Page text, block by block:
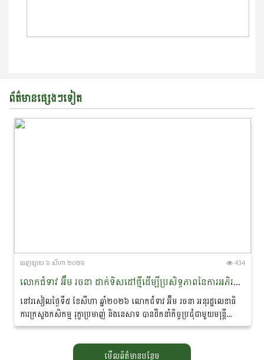
ព័ត៌មានផ្សេងៗទៀត
ចេញ​ផ្សាយ​ ៦ សីហា ២០២៦ 434
លោកជំទាវ អ៊ឹម រចនា ដាក់ទិសដៅថ្មីដើម្បីប្រសិទ្ធភាពនៃការអភិរក្ស​ផ្សោត​ទន្លេមេគង្គ និងផ្តាំផ្ញើឱ្យឆ្មាំទន្លេយកចិត្តទុកដាក់លើសុវត្ថិភាព​ពេលចេញល្បាតក្នុងរដូវវស្សា
នៅរសៀលថ្ងៃទី៥ ខែសីហា ឆ្នាំ២០២៦ លោកជំទាវ អ៊ឹម រចនា អនុរដ្ឋ​លេខាធិ
ការក្រសួងកសិកម្ម រុក្ខាប្រមាញ់ និងនេសាទ បានដឹកនាំកិច្ចប្រជុំជាមួយមន្ត្រី
ជំនាញ ដែលមានលោកបណ្ឌិត...
មើលព័ត៌មានបន្ថែម